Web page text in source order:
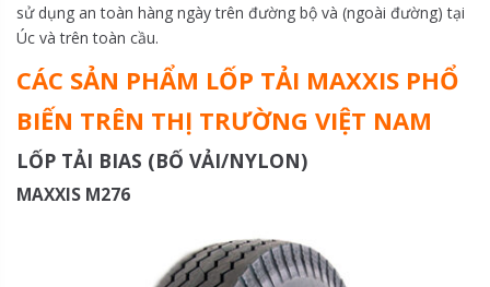
sử dụng an toàn hàng ngày trên đường bộ và (ngoài đường) tại
Úc và trên toàn cầu.
CÁC SẢN PHẨM LỐP TẢI MAXXIS PHỔ
BIẾN TRÊN THỊ TRƯỜNG VIỆT NAM
LỐP TẢI BIAS (BỐ VẢI/NYLON)
MAXXIS M276